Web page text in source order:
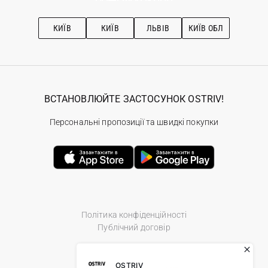
Рекомендації з догляду
КИЇВ КИЇВ ЛЬВІВ КИЇВ ОБЛ
Політика конфіденційності
Публічний договір
ВСТАНОВЛЮЙТЕ ЗАСТОСУНОК OSTRIV!
Персональні пропозиції та швидкі покупки